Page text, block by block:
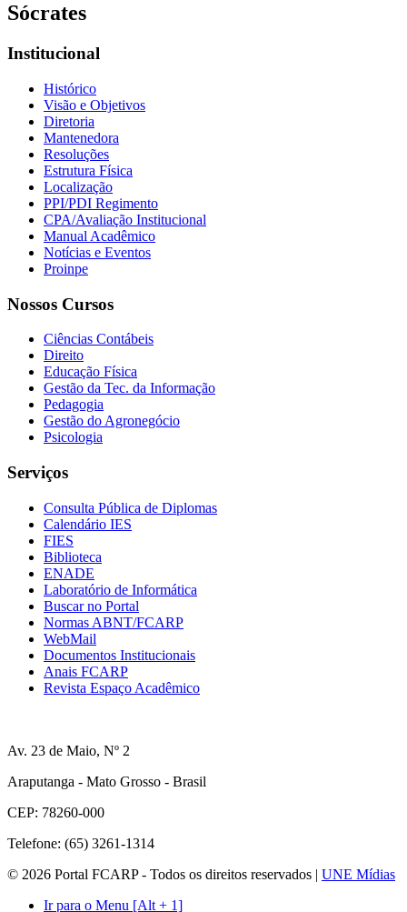
Sócrates
Institucional
Histórico
Visão e Objetivos
Diretoria
Mantenedora
Resoluções
Estrutura Física
Localização
PPI/PDI Regimento
CPA/Avaliação Institucional
Manual Acadêmico
Notícias e Eventos
Proinpe
Nossos Cursos
Ciências Contábeis
Direito
Educação Física
Gestão da Tec. da Informação
Pedagogia
Gestão do Agronegócio
Psicologia
Serviços
Consulta Pública de Diplomas
Calendário IES
FIES
Biblioteca
ENADE
Laboratório de Informática
Buscar no Portal
Normas ABNT/FCARP
WebMail
Documentos Institucionais
Anais FCARP
Revista Espaço Acadêmico
Av. 23 de Maio, Nº 2
Araputanga - Mato Grosso - Brasil
CEP: 78260-000
Telefone: (65) 3261-1314
© 2026 Portal FCARP - Todos os direitos reservados | UNE Mídias
Ir para o Menu [Alt + 1]